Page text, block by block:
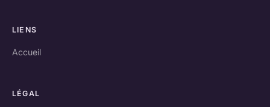
LIENS
Accueil
LÉGAL